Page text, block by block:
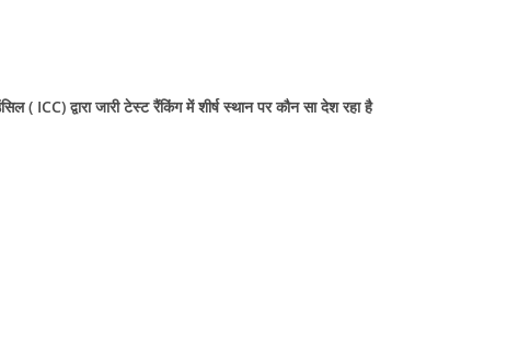
( ICC) द्वारा जारी टेस्ट रैंकिंग में शीर्ष स्थान पर कौन सा देश रहा है